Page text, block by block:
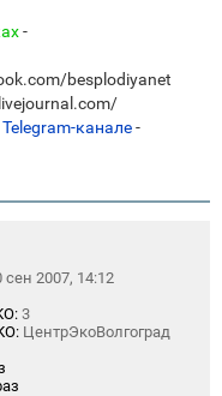
-
besplodiyanet
канале-
сен 2007, 14:12
3
ЦентрЭкоВолгоград